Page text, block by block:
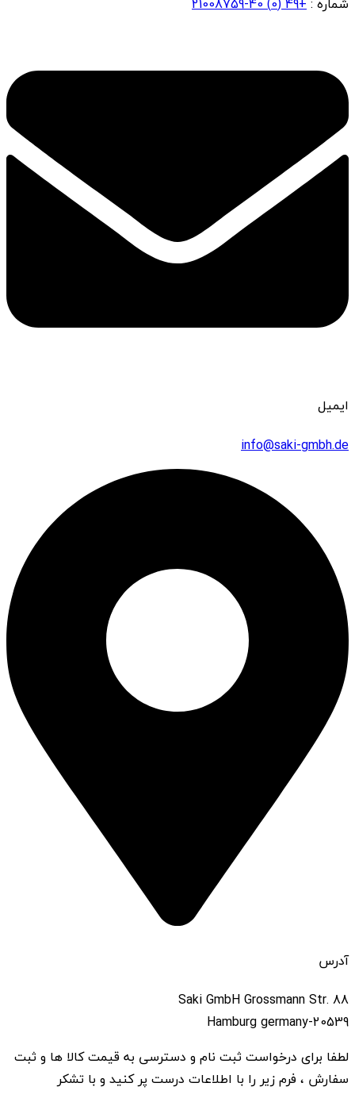
ایمیل
info@saki-gmbh.de
آدرس
Saki GmbH Grossmann Str. 88
20539-Hamburg germany
لطفا برای درخواست ثبت نام و دسترسی به قیمت کالا ها و ثبت
سفارش ، فرم زیر را با اطلاعات درست پر کنید و با تشکر